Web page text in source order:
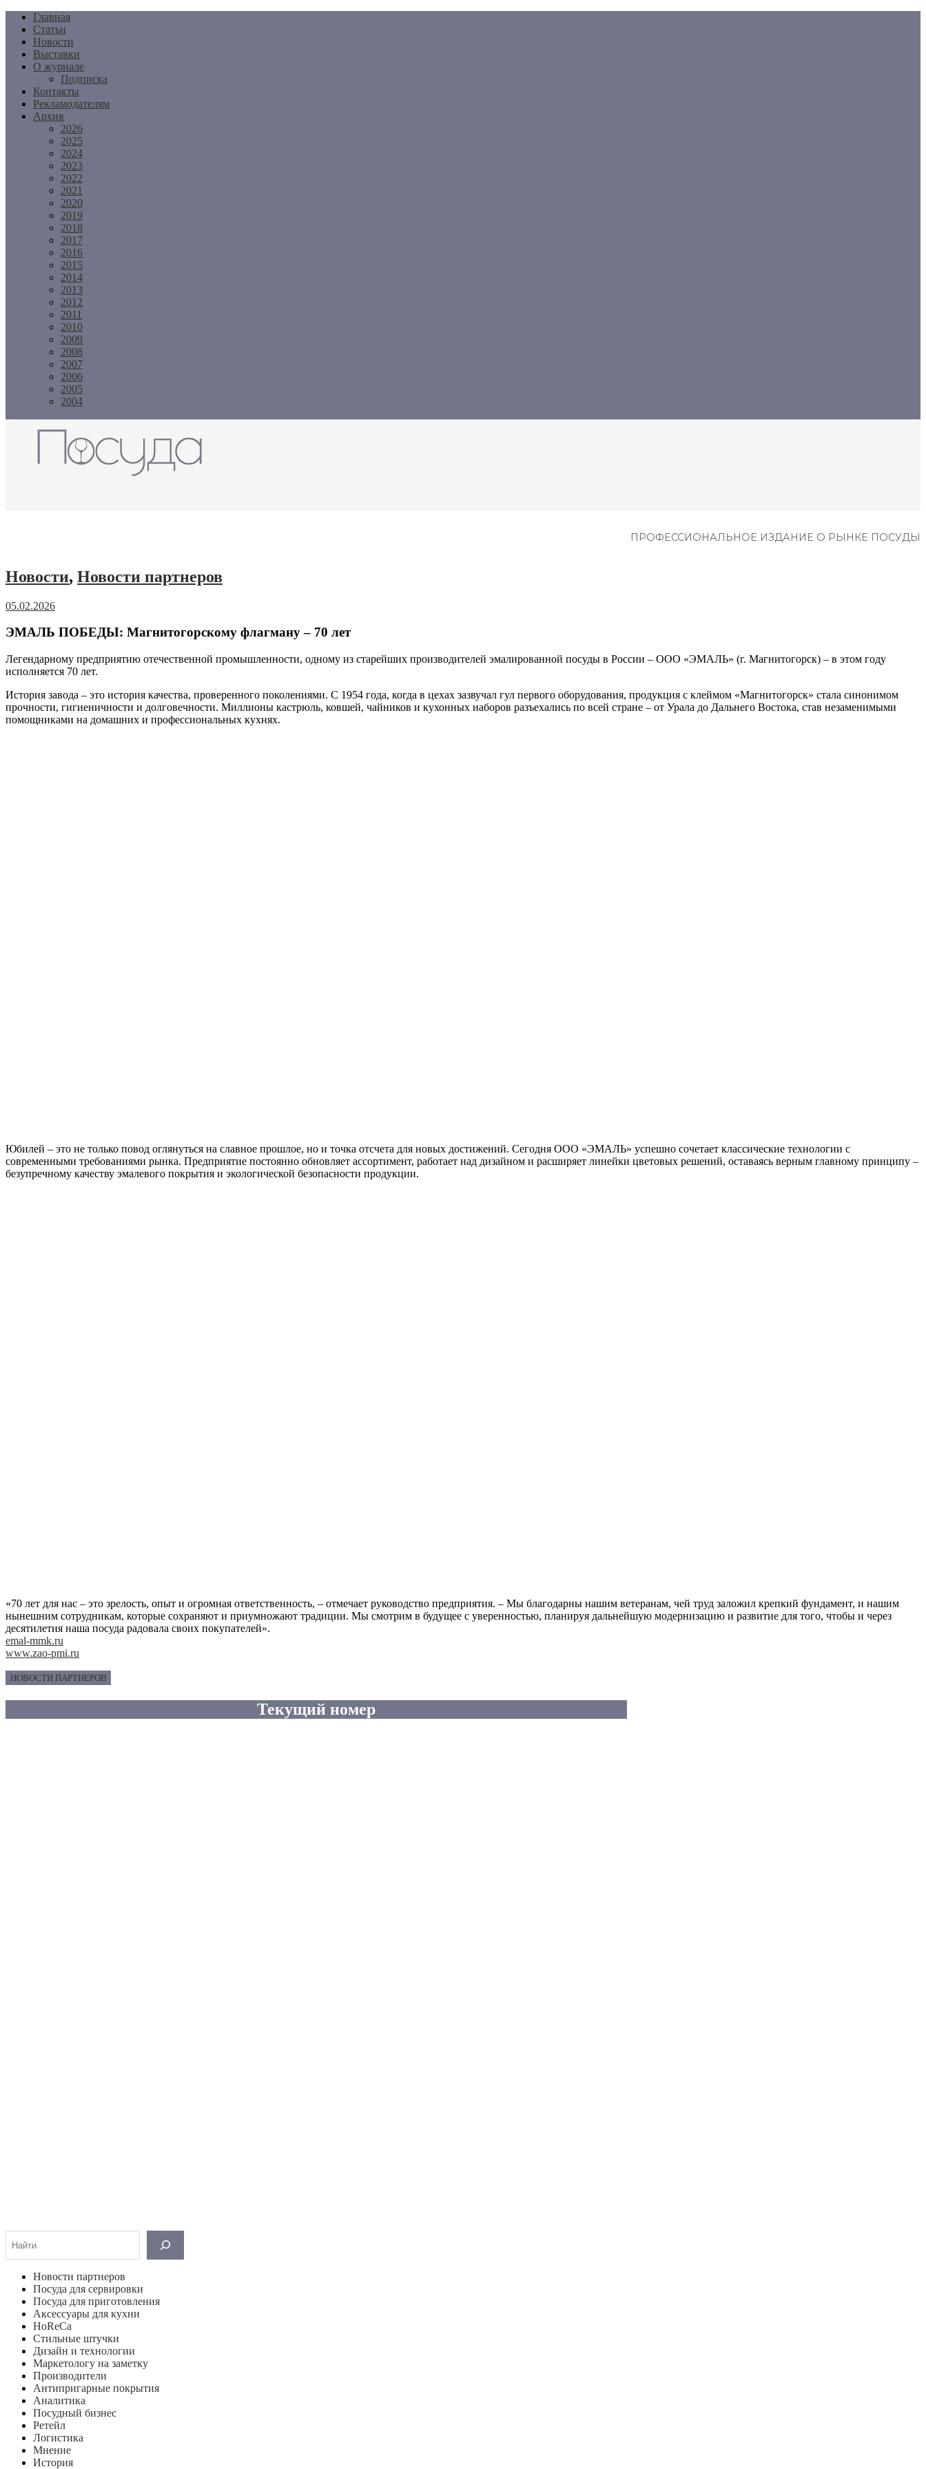
Перейти
содержимому
Главная
Статьи
Новости
Выставки
О журнале
Подписка
Контакты
Рекламодателям
Архив
2026
2025
2024
2023
2022
2021
2020
2019
2018
2017
2016
2015
2014
2013
2012
2011
2010
2009
2008
2007
2006
2005
2004
ПРОФЕССИОНАЛЬНОЕ ИЗДАНИЕ О РЫНКЕ ПОСУДЫ
Новости, Новости партнеров
05.02.2026
ЭМАЛЬ ПОБЕДЫ: Магнитогорскому флагману – 70 лет
Легендарному предприятию отечественной промышленности, одному из старейших производителей эмалированной посуды в России – ООО «ЭМАЛЬ» (г. Магнитогорск) – в этом году
исполняется 70 лет.
История завода – это история качества, проверенного поколениями. С 1954 года, когда в цехах зазвучал гул первого оборудования, продукция с клеймом «Магнитогорск» стала синонимом
прочности, гигиеничности и долговечности. Миллионы кастрюль, ковшей, чайников и кухонных наборов разъехались по всей стране – от Урала до Дальнего Востока, став незаменимыми
помощниками на домашних и профессиональных кухнях.
Юбилей – это не только повод оглянуться на славное прошлое, но и точка отсчета для новых достижений. Сегодня ООО «ЭМАЛЬ» успешно сочетает классические технологии с
современными требованиями рынка. Предприятие постоянно обновляет ассортимент, работает над дизайном и расширяет линейки цветовых решений, оставаясь верным главному принципу –
безупречному качеству эмалевого покрытия и экологической безопасности продукции.
«70 лет для нас – это зрелость, опыт и огромная ответственность, – отмечает руководство предприятия. – Мы благодарны нашим ветеранам, чей труд заложил крепкий фундамент, и нашим
нынешним сотрудникам, которые сохраняют и приумножают традиции. Мы смотрим в будущее с уверенностью, планируя дальнейшую модернизацию и развитие для того, чтобы и через
десятилетия наша посуда радовала своих покупателей».
emal-mmk.ru
www.zao-pmi.ru
НОВОСТИ ПАРТНЕРОВ
Текущий номер
Новости партнеров
Посуда для сервировки
Посуда для приготовления
Аксессуары для кухни
HoReCa
Стильные штучки
Дизайн и технологии
Маркетологу на заметку
Производители
Антипригарные покрытия
Аналитика
Посудный бизнес
Ретейл
Логистика
Мнение
История